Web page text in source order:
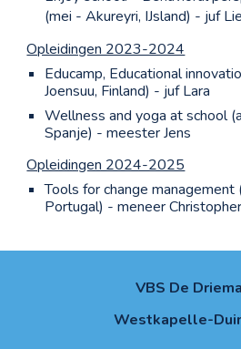
(mei - Akureyri, IJsland) - juf
Opleidingen 2023-2024
Educamp, Educational
Joensuu, Finland) - juf Lara
Wellness and yoga at school
Spanje) - meester Jens
Opleidingen 2024-2025
Tools for change management
Portugal) - meneer Christopher
VBS De
Westkapelle-